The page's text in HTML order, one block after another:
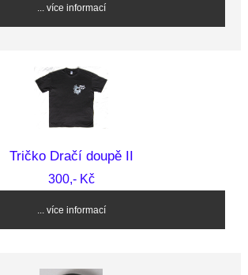
... více informací
Tričko Dračí doupě II
300,- Kč
... více informací